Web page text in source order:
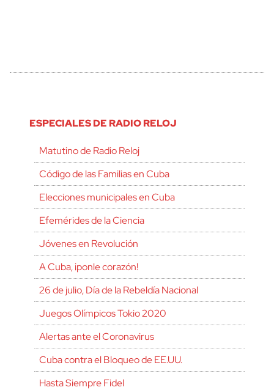
ESPECIALES DE RADIO RELOJ
Matutino de Radio Reloj
Código de las Familias en Cuba
Elecciones municipales en Cuba
Efemérides de la Ciencia
Jóvenes en Revolución
A Cuba, ¡ponle corazón!
26 de julio, Día de la Rebeldía Nacional
Juegos Olímpicos Tokio 2020
Alertas ante el Coronavirus
Cuba contra el Bloqueo de EE.UU.
Hasta Siempre Fidel